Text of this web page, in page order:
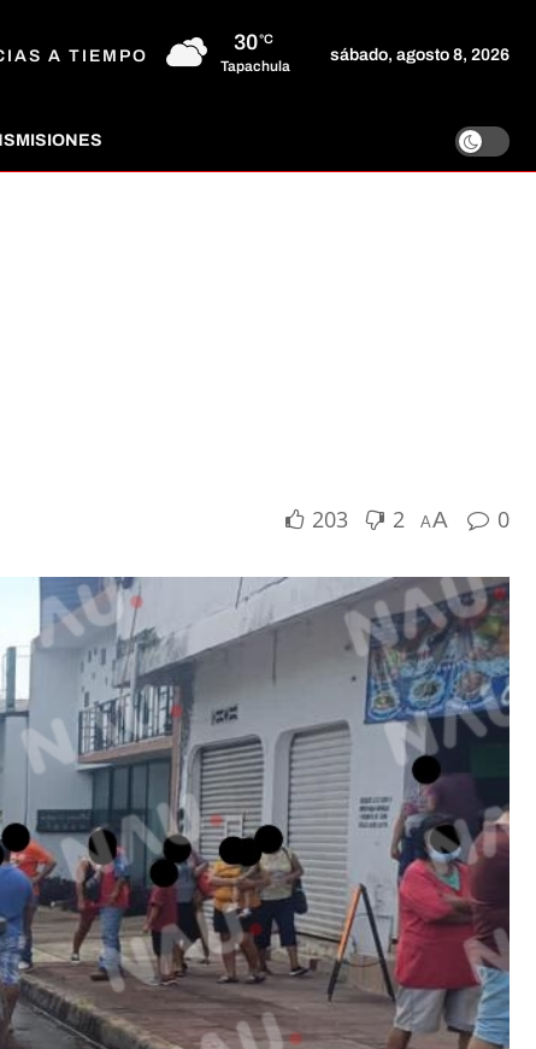
A TIEMPO
30°C
Tapachula
sábado, agosto 8, 2026
203 2 AA 0